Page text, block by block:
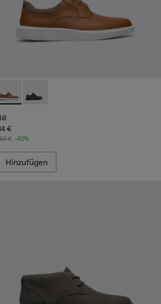
in Dunkelgrau
Bill - K100655-010 - Hellbrauner
Bill - K100655-015 - Schnürschuh
€
€ -40%
Hinzufügen